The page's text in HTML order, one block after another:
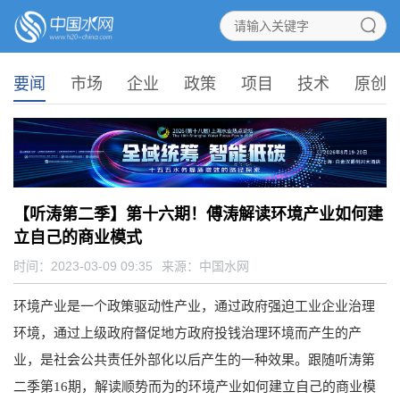
要闻 市场 企业 政策 项目 技术 原创
【听涛第二季】第十六期！傅涛解读环境产业如何建
立自己的商业模式
时间：2023-03-09 09:35 来源： 中国水网
环境产业是一个政策驱动性产业，通过政府强迫工业企业治理
环境，通过上级政府督促地方政府投钱治理环境而产生的产
业，是社会公共责任外部化以后产生的一种效果。跟随听涛第
二季第16期，解读顺势而为的环境产业如何建立自己的商业模